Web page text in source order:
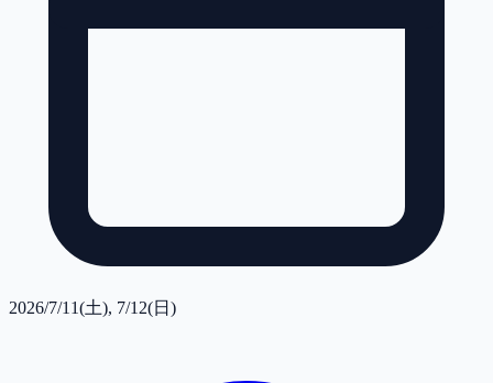
2026/7/11(土), 7/12(日)